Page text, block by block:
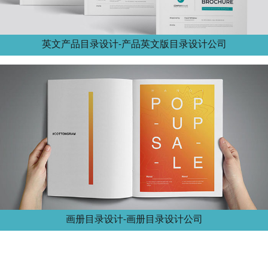
英文产品目录设计-产品英文版目录设计公司
画册目录设计-画册目录设计公司